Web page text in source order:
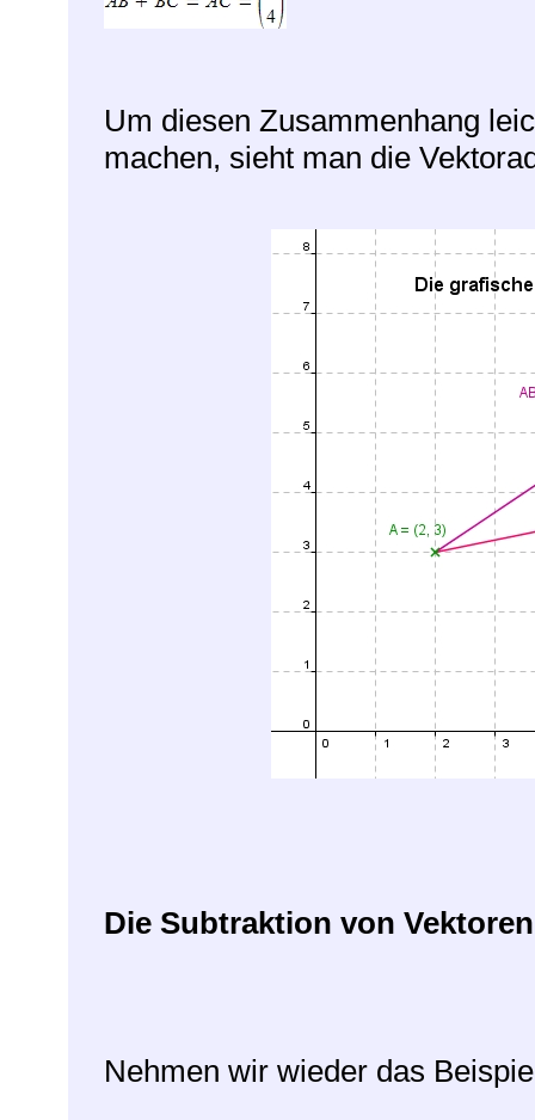
Um diesen Zusammenhang
machen, sieht man die
Die Subtraktion von Vektoren
Nehmen wir wieder das